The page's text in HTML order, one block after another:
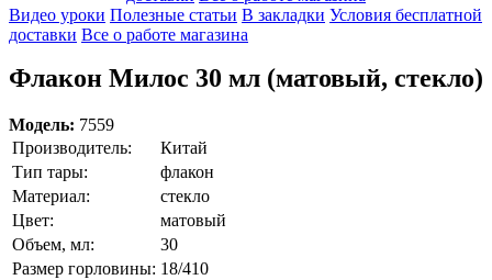
Видео уроки Полезные статьи В закладки Условия бесплатной
доставки Все о работе магазина
Флакон Милос 30 мл (матовый, стекло)
Модель: 7559
Производитель:
Китай
Тип тары:
флакон
Материал:
стекло
Цвет:
матовый
Объем, мл:
30
Размер горловины: 18/410